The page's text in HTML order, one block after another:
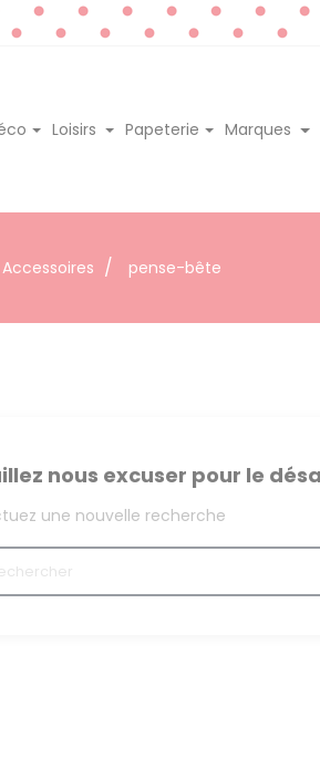
Loisirs Papeterie Marques
Accessoires pense-bête
nous excuser pour le
une nouvelle recherche